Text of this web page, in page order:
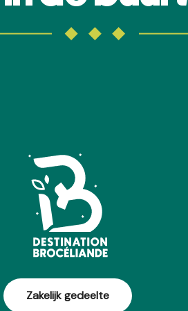
Zakelijk gedeelte